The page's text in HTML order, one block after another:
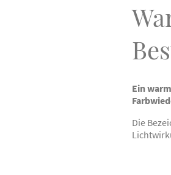
Ein
Die